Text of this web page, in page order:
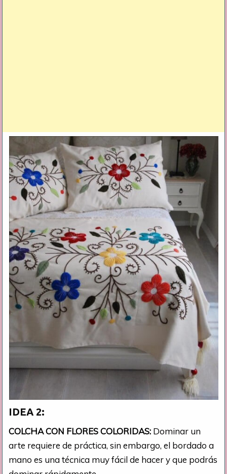
IDEA 2:
COLCHA CON FLORES COLORIDAS: Dominar un
arte requiere de práctica, sin embargo, el bordado a
mano es una técnica muy fácil de hacer y que podrás